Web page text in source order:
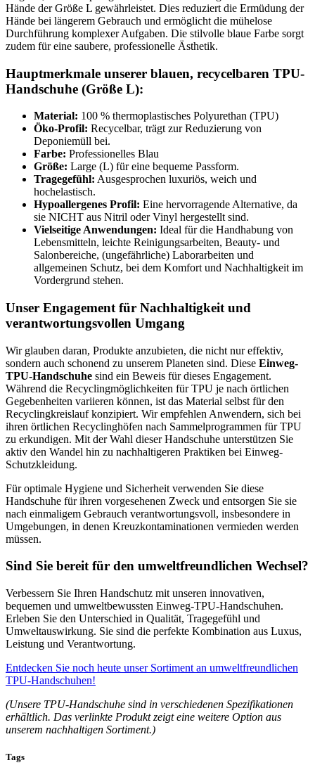
Hände der Größe L gewährleistet. Dies reduziert die Ermüdung der
Hände bei längerem Gebrauch und ermöglicht die mühelose
Durchführung komplexer Aufgaben. Die stilvolle blaue Farbe sorgt
zudem für eine saubere, professionelle Ästhetik.
Hauptmerkmale unserer blauen, recycelbaren TPU-
Handschuhe (Größe L):
Material: 100 % thermoplastisches Polyurethan (TPU)
Öko-Profil: Recycelbar, trägt zur Reduzierung von
Deponiemüll bei.
Farbe: Professionelles Blau
Größe: Large (L) für eine bequeme Passform.
Tragegefühl: Ausgesprochen luxuriös, weich und
hochelastisch.
Hypoallergenes Profil: Eine hervorragende Alternative, da
sie NICHT aus Nitril oder Vinyl hergestellt sind.
Vielseitige Anwendungen: Ideal für die Handhabung von
Lebensmitteln, leichte Reinigungsarbeiten, Beauty- und
Salonbereiche, (ungefährliche) Laborarbeiten und
allgemeinen Schutz, bei dem Komfort und Nachhaltigkeit im
Vordergrund stehen.
Unser Engagement für Nachhaltigkeit und
verantwortungsvollen Umgang
Wir glauben daran, Produkte anzubieten, die nicht nur effektiv,
sondern auch schonend zu unserem Planeten sind. Diese Einweg-
TPU-Handschuhe sind ein Beweis für dieses Engagement.
Während die Recyclingmöglichkeiten für TPU je nach örtlichen
Gegebenheiten variieren können, ist das Material selbst für den
Recyclingkreislauf konzipiert. Wir empfehlen Anwendern, sich bei
ihren örtlichen Recyclinghöfen nach Sammelprogrammen für TPU
zu erkundigen. Mit der Wahl dieser Handschuhe unterstützen Sie
aktiv den Wandel hin zu nachhaltigeren Praktiken bei Einweg-
Schutzkleidung.
Für optimale Hygiene und Sicherheit verwenden Sie diese
Handschuhe für ihren vorgesehenen Zweck und entsorgen Sie sie
nach einmaligem Gebrauch verantwortungsvoll, insbesondere in
Umgebungen, in denen Kreuzkontaminationen vermieden werden
müssen.
Sind Sie bereit für den umweltfreundlichen Wechsel?
Verbessern Sie Ihren Handschutz mit unseren innovativen,
bequemen und umweltbewussten Einweg-TPU-Handschuhen.
Erleben Sie den Unterschied in Qualität, Tragegefühl und
Umweltauswirkung. Sie sind die perfekte Kombination aus Luxus,
Leistung und Verantwortung.
Entdecken Sie noch heute unser Sortiment an umweltfreundlichen
TPU-Handschuhen!
(Unsere TPU-Handschuhe sind in verschiedenen Spezifikationen
erhältlich. Das verlinkte Produkt zeigt eine weitere Option aus
unserem nachhaltigen Sortiment.)
Tags